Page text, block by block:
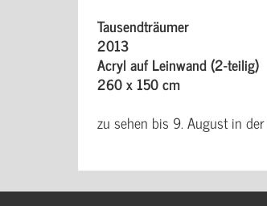
Tausendträumer
2013
Acryl auf Leinwand (2-teilig)
260 x 150 cm
zu sehen bis 9. August in